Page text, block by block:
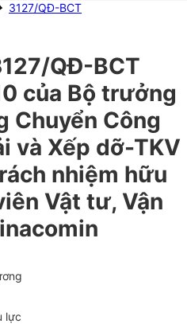
3127/QĐ-BCT
QĐ-BCT
của Bộ trưởng
Chuyển Công
và Xếp dỡ-TKV
nhiệm hữu
Vật tư, Vận
lực